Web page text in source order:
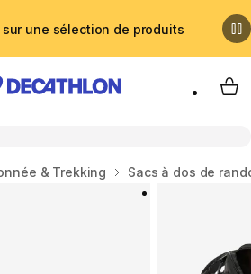
sur une sélection de produits
My
& Trekking Sacs à dos de